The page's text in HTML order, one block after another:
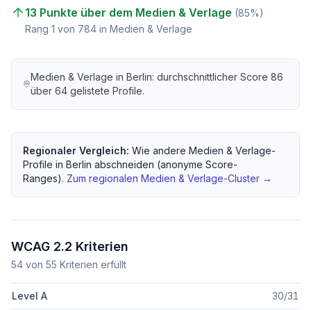
13 Punkte über dem Medien & Verlage (85%)
Rang 1 von 784 in Medien & Verlage
Medien & Verlage inBerlin: durchschnittlicher Score86
über64 gelistete Profile.
Regionaler Vergleich: Wie andere Medien & Verlage-
Profile in Berlin abschneiden (anonyme Score-
Ranges). Zum regionalen Medien & Verlage-Cluster →
WCAG 2.2 Kriterien
54 von 55 Kriterien erfüllt
Level A 30/31